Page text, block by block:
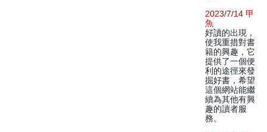
2023/7/14 甲
魚
好讀的出現，
使我重措對書
籍的興趣，它
提供了一個便
利的途徑來發
掘好書，希望
這個網站能繼
續為其他有興
趣的讀者服
務。